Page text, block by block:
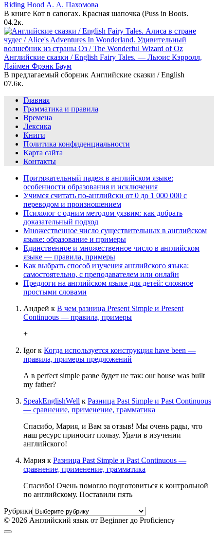
Riding Hood А. А. Пахомова
В книге Кот в сапогах. Красная шапочка (Puss in Boots.
04.2к.
Английские сказки / English Fairy Tales. — Льюис Кэрролл,
Лаймен Фрэнк Баум
В предлагаемый сборник Английские сказки / English
07.6к.
Главная
Грамматика и правила
Времена
Лексика
Книги
Политика конфиденциальности
Карта сайта
Контакты
Притяжательный падеж в английском языке:
особенности образования и исключения
Учимся считать по-английски от 0 до 1 000 000 с
переводом и произношением
Психолог с одним методом уязвим: как добрать
доказательный подход
Множественное число существительных в английском
языке: образование и примеры
Единственное и множественное число в английском
языке — правила, примеры
Как выбрать способ изучения английского языка:
самостоятельно, с преподавателем или онлайн
Предлоги на английском языке для детей: сложное
простыми словами
Андрей к В чем разница Present Simple и Present
Continuous — правила, примеры
+
Igorк Когда используется конструкция have been —
правила, примеры предложений
А в perfect simple разве будет не так: our house was built
my father?
SpeakEnglishWell к Разница Past Simple и Past Continuous
— сравнение, применение, грамматика
Спасибо, Мария, и Вам за отзыв! Мы очень рады, что
наш ресурс приносит пользу. Удачи в изучении
английского!
Мария к Разница Past Simple и Past Continuous —
сравнение, применение, грамматика
Спасибо! Очень помогло подготовиться к контрольной
по английскому. Поставили пять
Рубрики
© 2026 Английский язык от Beginner до Proficiency